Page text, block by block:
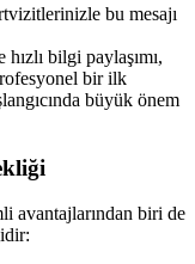
bu mesajı
hızlı bilgi paylaşımı,
bir ilk
büyük önem
avantajlarından biri de